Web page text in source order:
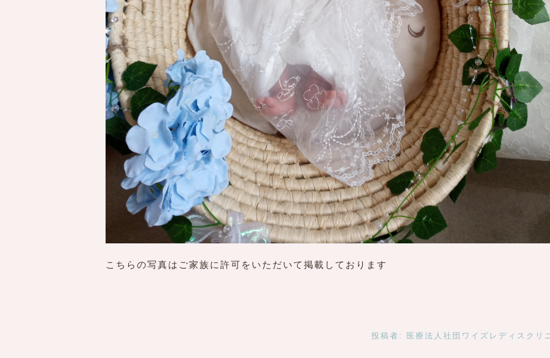
こちらの写真はご家族に許可をいただいて掲載しております
投稿者: 医療法人社団ワイズレディスクリ